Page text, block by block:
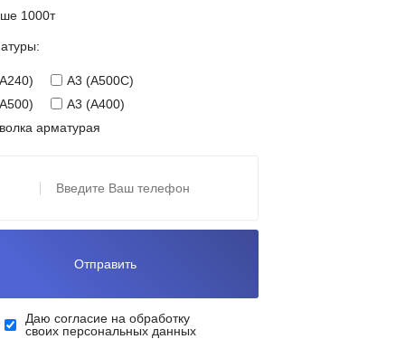
1000т
А3 (А500С)
А3 (А400)
арматурая
Даю согласие на обработку
своих персональных данных